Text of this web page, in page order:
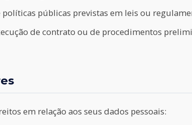
políticas públicas previstas em leis ou
de contrato ou de procedimentos
em relação aos seus dados pessoais: